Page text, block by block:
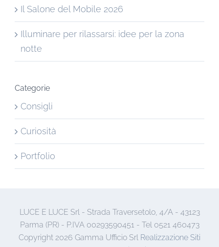
Il Salone del Mobile 2026
Illuminare per rilassarsi: idee per la zona
notte
Categorie
Consigli
Curiosità
Portfolio
LUCE E LUCE Srl - Strada Traversetolo, 4/A - 43123
Parma (PR) - P.IVA 00293590451 - Tel 0521 460473
Copyright 2026 Gamma Ufficio Srl Realizzazione Siti